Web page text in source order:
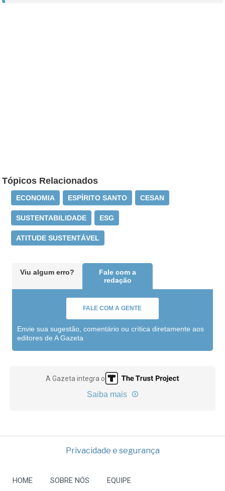
Tópicos Relacionados
ECONOMIA ESPÍRITO SANTO CESAN
SUSTENTABILIDADE ESG
ATITUDE SUSTENTÁVEL
Viu algum erro?
Fale com a
redação
FALE COM A GENTE
Envie sua sugestão, comentário ou crítica diretamente aos
editores de A Gazeta
A Gazeta integra o
Saiba mais
Privacidade e segurança
HOME SOBRE NÓS EQUIPE